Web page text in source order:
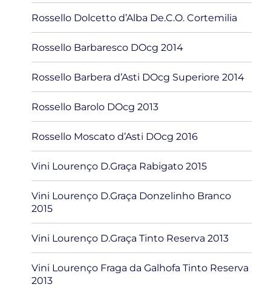
Rossello Dolcetto d’Alba De.C.O. Cortemilia
Rossello Barbaresco DOcg 2014
Rossello Barbera d’Asti DOcg Superiore 2014
Rossello Barolo DOcg 2013
Rossello Moscato d’Asti DOcg 2016
Vini Lourenço D.Graça Rabigato 2015
Vini Lourenço D.Graça Donzelinho Branco
2015
Vini Lourenço D.Graça Tinto Reserva 2013
Vini Lourenço Fraga da Galhofa Tinto Reserva
2013